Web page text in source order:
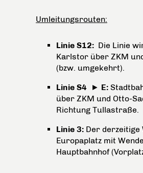
Umleitungsrouten:
Linie S12: Die Linie
Karlstor über ZKM
(bzw. umgekehrt).
Linie S4 ► E:
über ZKM und Otto-
Richtung Tullastraße.
Linie 3: Der derzeitige
Europaplatz mit
Hauptbahnhof